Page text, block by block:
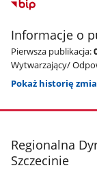
Informacje o
Pierwsza publikacja:
Wytwarzający/
Pokaż historię
stopka
Regionalna
Szczecinie